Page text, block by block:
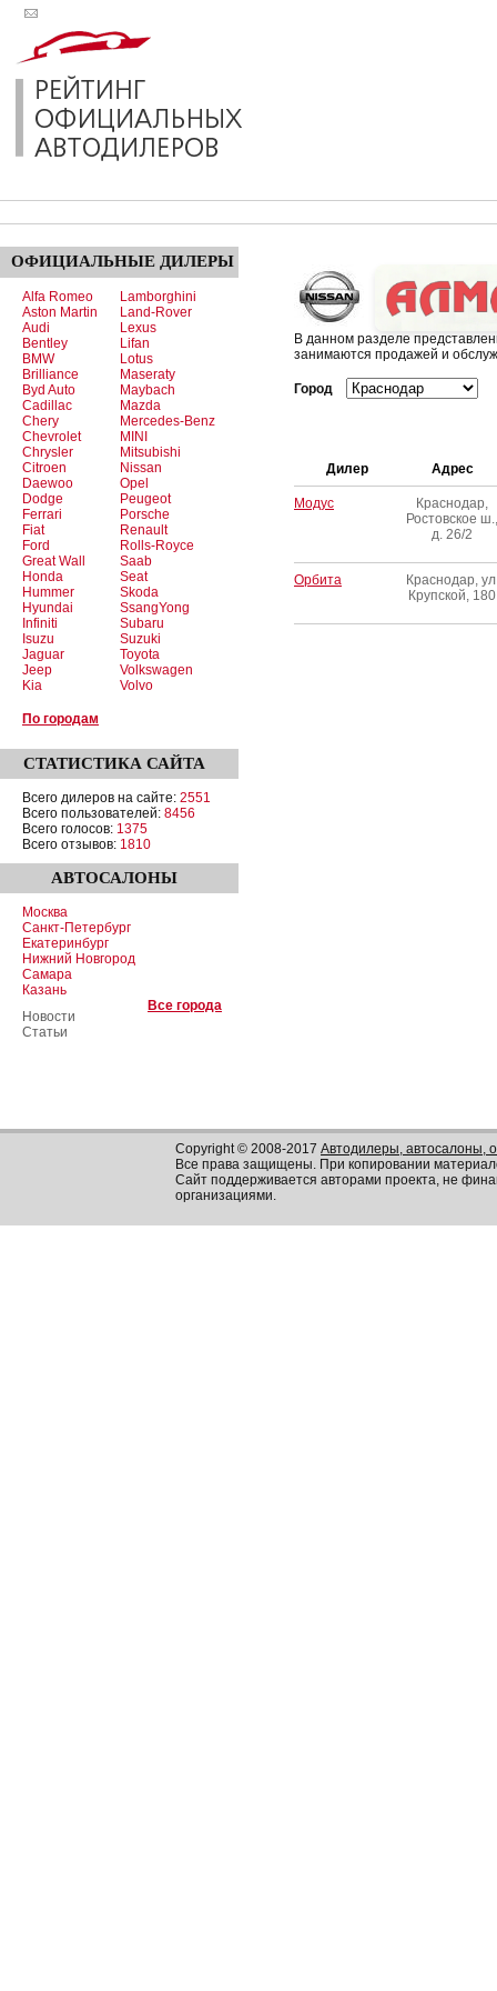
ОФИЦИАЛЬНЫЕ ДИЛЕРЫ
Alfa Romeo
Aston Martin
Audi
Bentley
BMW
Brilliance
Byd Auto
Cadillac
Chery
Chevrolet
Chrysler
Citroen
Daewoo
Dodge
Ferrari
Fiat
Ford
Great Wall
Honda
Hummer
Hyundai
Infiniti
Isuzu
Jaguar
Jeep
Kia
Lamborghini
Land-Rover
Lexus
Lifan
Lotus
Maseraty
Maybach
Mazda
Mercedes-Benz
MINI
Mitsubishi
Nissan
Opel
Peugeot
Porsche
Renault
Rolls-Royce
Saab
Seat
Skoda
SsangYong
Subaru
Suzuki
Toyota
Volkswagen
Volvo
По городам
СТАТИСТИКА САЙТА
Всего дилеров на сайте: 2551
Всего пользователей: 8456
Всего голосов: 1375
Всего отзывов: 1810
АВТОСАЛОНЫ
Москва
Санкт-Петербург
Екатеринбург
Нижний Новгород
Самара
Казань
Все города
Новости
Статьи
В данном разделе
занимаются продажей и
Город
Дилер Адрес
Модус
Краснодар,
Ростовское ш.,
д. 26/2
Орбита
Краснодар,
Крупской, 180
Copyright © 2008-2017 Автодилеры, автосалоны,
Все права защищены. При копировании
Сайт поддерживается авторами проекта, не
организациями.